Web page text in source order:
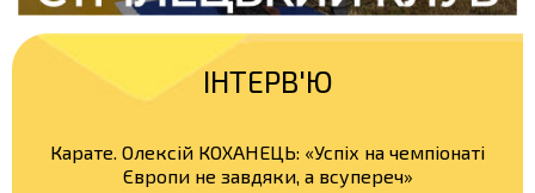
ІНТЕРВ'Ю
Карате. Олексій КОХАНЕЦЬ: «Успіх на чемпіонаті
Європи не завдяки, а всупереч»